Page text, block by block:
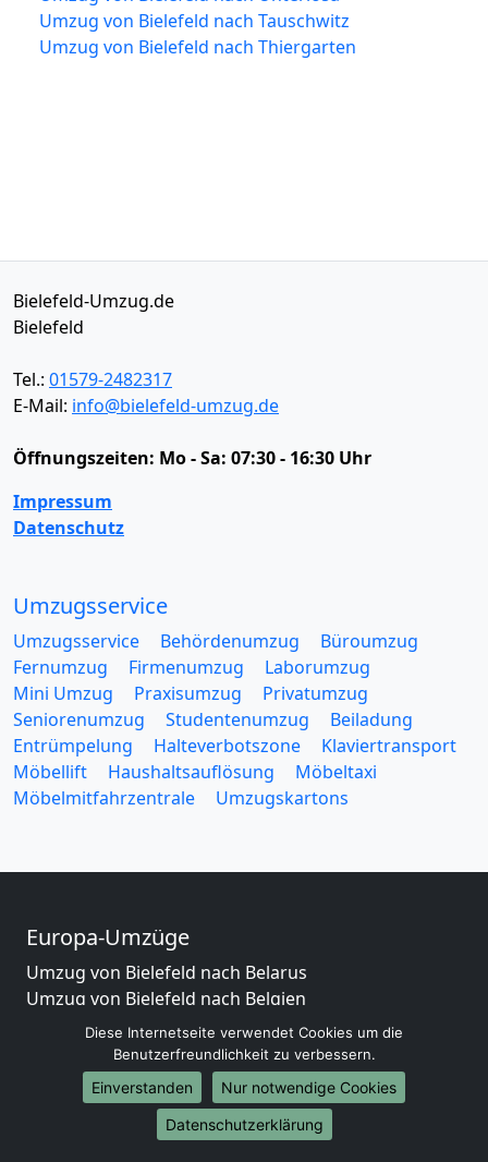
Umzug von Bielefeld nach Tauschwitz
Umzug von Bielefeld nach Thiergarten
Bielefeld-Umzug.de
Bielefeld
Tel.: 01579-2482317
E-Mail: info@bielefeld-umzug.de
Öffnungszeiten: Mo - Sa: 07:30 - 16:30 Uhr
Impressum
Datenschutz
Umzugsservice
Umzugsservice Behördenumzug
Büroumzug
Fernumzug
Firmenumzug
Laborumzug
Mini Umzug
Praxisumzug
Privatumzug
Seniorenumzug
Studentenumzug
Beiladung
Entrümpelung
Halteverbotszone
Klaviertransport
Möbellift
Haushaltsauflösung
Möbeltaxi
Möbelmitfahrzentrale
Umzugskartons
Europa-Umzüge
Umzug von Bielefeld nach Belarus
Umzug von Bielefeld nach Belgien
Umzug von Bielefeld nach Bulgarien
Umzug von Bielefeld nach Dänemark
Umzug von Bielefeld nach England
Umzug von Bielefeld nach Portugal
Umzug von Bielefeld nach Bosnien
Diese Internetseite verwendet Cookies um die
Benutzerfreundlichkeit zu verbessern.
Einverstanden
Nur notwendige Cookies
Datenschutzerklärung